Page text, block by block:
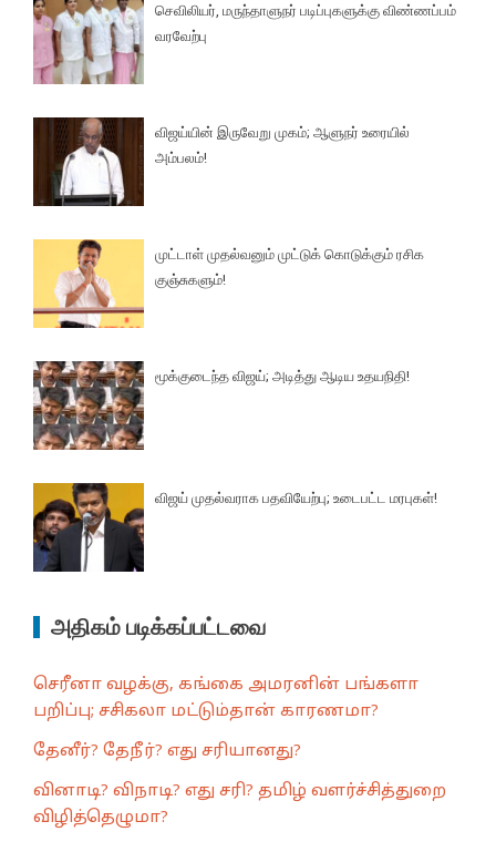
செவிலியர், மருந்தாளுநர் படிப்புகளுக்கு விண்ணப்பம்
வரவேற்பு
விஜய்யின் இருவேறு முகம்; ஆளுநர் உரையில்
அம்பலம்!
முட்டாள் முதல்வனும் முட்டுக் கொடுக்கும் ரசிக
குஞ்சுகளும்!
மூக்குடைந்த விஜய்; அடித்து ஆடிய உதயநிதி!
விஜய் முதல்வராக பதவியேற்பு; உடைபட்ட மரபுகள்!
அதிகம் படிக்கப்பட்டவை
செரீனா வழக்கு, கங்கை அமரனின் பங்களா
பறிப்பு; சசிகலா மட்டும்தான் காரணமா?
தேனீர்? தேநீர்? எது சரியானது?
வினாடி? விநாடி? எது சரி? தமிழ் வளர்ச்சித்துறை
விழித்தெழுமா?